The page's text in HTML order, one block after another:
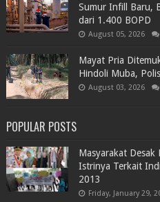
Sumur Infill Baru,
dari 1.400 BOPD
August 05, 2026
Mayat Pria
Hindoli Muba,
August 03, 2026
POPULAR POSTS
Masyarakat
Istrinya Terkait
2013
Friday, January 29,